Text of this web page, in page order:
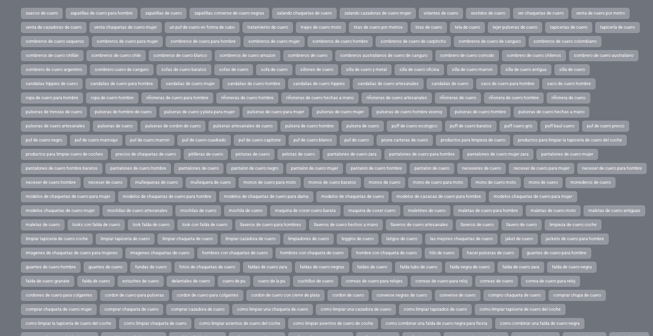
zuecos de cuero zapatillas de cuero para hombre zapatillas de cuero zapatillas converse de cuero negras zalando chaquetas de cuero zalando cazadoras de cuero mujer volantes de cuero vestidos de cuero ver chaquetas de cuero venta de cuero por metro
venta de cazadoras de cuero venta chaquetas de cuero mujer un puf de cuero en forma de cubo tratamiento de cuero trajes de cuero moto tiras de cuero por metros tiras de cuero tela de cuero tejer pulseras de cuero tapicerias de cuero tapicería de cuero
sombreros de cuero vaqueros sombreros de cuero para mujer sombreros de cuero para hombre sombreros de cuero mujer sombreros de cuero hombre sombreros de cuero de carpincho sombreros de cuero de canguro sombreros de cuero colombiano
sombreros de cuero chillán sombreros de cuero chile sombreros de cuero blanco sombreros de cuero amazon sombreros de cuero sombreros australianos de cuero de canguro sombrero de cuero comodo sombrero de cuero chilenos sombrero de cuero australiano
sombrero de cuero argentino sombrero cuero de canguro sofas de cuero baratos sofas de cuero sofa de cuero sillones de cuero silla de cuero y metal silla de cuero oficina silla de cuero marron silla de cuero antigua silla de cuero
sandalias hippies de cuero sandalias de cuero para hombre sandalias de cuero mujer sandalias de cuero hombre sandalias de cuero hippies sandalias de cuero artesanales sandalias de cuero saco de cuero para hombre saco de cuero hombre
ropa de cuero para hombre ropa de cuero hombre riñoneras de cuero para hombre riñoneras de cuero hombre riñoneras de cuero hechas a mano riñoneras de cuero artesanales riñoneras de cuero riñonera de cuero hombre riñonera de cuero
pulseras de trenzas de cuero pulseras de hombre de cuero pulseras de cuero y plata para mujer pulseras de cuero para mujer pulseras de cuero mujer pulseras de cuero hombre viceroy pulseras de cuero hombre pulseras de cuero hechas a mano
pulseras de cuero artesanales pulseras de cuero pulseras de cordon de cuero pulseras artesanales de cuero pulsera de cuero hombre pulsera de cuero puff de cuero ecologico puff de cuero baratos puff cuero gris puff baul cuero puf de cuero precio
puf de cuero negro puf de cuero marroqui puf de cuero marron puf de cuero cuadrado puf de cuero capitone puf de cuero blanco puf de cuero prune carteras de cuero productos para limpieza de cuero productos para limpiar la tapiceria de cuero del coche
productos para limpiar cuero de coches precios de chaquetas de cuero pitilleras de cuero pinturas de cuero pelotas de cuero pantalones de cuero zara pantalones de cuero para hombre pantalones de cuero mujer zara pantalones de cuero mujer
pantalones de cuero hombre baratos pantalones de cuero hombre pantalones de cuero pantalon de cuero negro pantalon de cuero mujer pantalon de cuero hombre pantalon de cuero neceseres de cuero neceser de cuero para mujer neceser de cuero para hombre
neceser de cuero hombre neceser de cuero muñequeras de cuero muñequera de cuero monos de cuero para moto monos de cuero baratos monos de cuero mono de cuero para moto mono de cuero moto mono de cuero monederos de cuero
modelos de chaquetas de cuero para mujer modelos de chaquetas de cuero para hombre modelos de chaquetas de cuero para dama modelos de chaquetas de cuero modelos de casacas de cuero para hombre modelos chaquetas de cuero para mujer
modelos chaquetas de cuero mujer mochilas de cuero artesanales mochilas de cuero mochila de cuero maquina de coser cuero barata maquina de coser cuero maletines de cuero maletas de cuero para hombre maletas de cuero moto maletas de cuero antiguas
maletas de cuero looks con falda de cuero look falda de cuero look con falda de cuero llaveros de cuero para hombres llaveros de cuero hechos a mano llaveros de cuero artesanales llaveros de cuero llavero de cuero limpieza de cuero coche
limpiar tapiceria de cuero coche limpiar tapiceria de cuero limpiar chaqueta de cuero limpiar cazadora de cuero limpiadores de cuero leggins de cuero latigos de cuero las mejores chaquetas de cuero jaket de cuero jackets de cuero para hombre
imagenes de chaquetas de cuero para mujeres imagenes chaquetas de cuero hombres con chaquetas de cuero hombres con chaqueta de cuero hombre con chaqueta de cuero hilo de cuero hacer pulseras de cuero guantes de cuero para hombre
guantes de cuero hombre guantes de cuero fundas de cuero fotos de chaquetas de cuero faldas de cuero zara faldas de cuero negras faldas de cuero falda tubo de cuero falda negra de cuero falda de cuero zara falda de cuero negra
falda de cuero granate falda de cuero estuches de cuero delantales de cuero cuero de pu cuero de la pu cuchillos de cuero correas de cuero para relojes correas de cuero para reloj correas de cuero correa de cuero para reloj
cordones de cuero para colgantes cordon de cuero para pulseras cordon de cuero para colgantes cordon de cuero con cierre de plata cordon de cuero converse negras de cuero converse de cuero compro chaqueta de cuero comprar chupa de cuero
comprar chaqueta de cuero mujer comprar chaqueta de cuero comprar cazadora de cuero como limpiar una chaqueta de cuero como limpiar una cazadora de cuero como limpiar tapizados de cuero como limpiar tapiceria de cuero del coche
como limpiar la tapiceria de cuero del coche como limpiar chaqueta de cuero como limpiar asientos de cuero del coche como limpiar asientos de cuero de coche como combinar una falda de cuero negra para fiesta como combinar una falda de cuero negra